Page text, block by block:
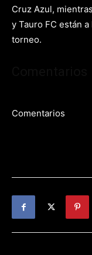
Cruz Azul,
y Tauro FC están
torneo.
Comentarios